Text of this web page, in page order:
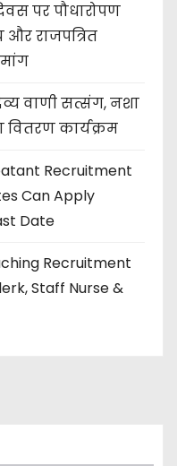
पर पौधारोपण
और राजपत्रित
वाणी सत्संग, नशा
वितरण कार्यक्रम
Recruitment
Can Apply
Date
Recruitment
Staff Nurse &